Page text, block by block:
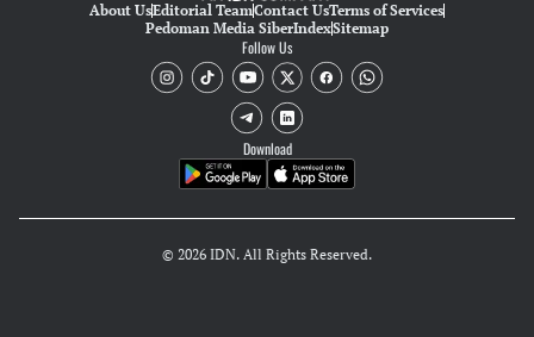
About UsEditorial TeamContact UsTerms of Services
Pedoman Media SiberIndexSitemap
Follow Us
Download
© 2026 IDN. All Rights Reserved.